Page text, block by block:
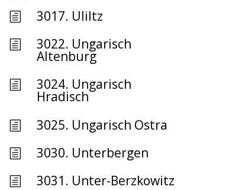
h 3017. Uliltz
h 3022. Ungarisch
Altenburg
h 3024. Ungarisch
Hradisch
h 3025. Ungarisch Ostra
h 3030. Unterbergen
h 3031. Unter-Berzkowitz